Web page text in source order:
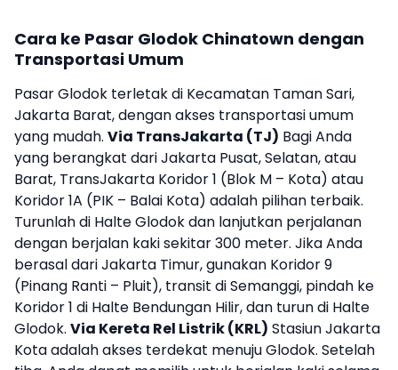
Cara ke Pasar Glodok Chinatown dengan
Transportasi Umum
Pasar Glodok terletak di Kecamatan Taman Sari,
Jakarta Barat, dengan akses transportasi umum
yang mudah. Via TransJakarta (TJ) Bagi Anda
yang berangkat dari Jakarta Pusat, Selatan, atau
Barat, TransJakarta Koridor 1 (Blok M – Kota) atau
Koridor 1A (PIK – Balai Kota) adalah pilihan terbaik.
Turunlah di Halte Glodok dan lanjutkan perjalanan
dengan berjalan kaki sekitar 300 meter. Jika Anda
berasal dari Jakarta Timur, gunakan Koridor 9
(Pinang Ranti – Pluit), transit di Semanggi, pindah ke
Koridor 1 di Halte Bendungan Hilir, dan turun di Halte
Glodok. Via Kereta Rel Listrik (KRL) Stasiun Jakarta
Kota adalah akses terdekat menuju Glodok. Setelah